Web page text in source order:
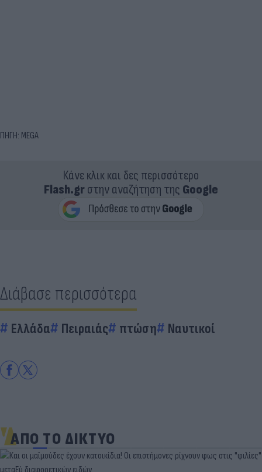
ΠΗΓΗ: ΜEGA
Κάνε κλικ και δες περισσότερο
Flash.grστην αναζήτηση της Google
Διάβασε περισσότερα
Ελλάδα Πειραιάς πτώση Ναυτικοί
ΑΠΟ ΤΟ ΔΙΚΤΥΟ